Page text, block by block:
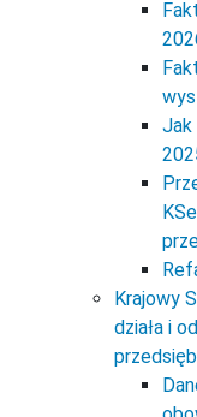
Jak
Krajowy
działa i